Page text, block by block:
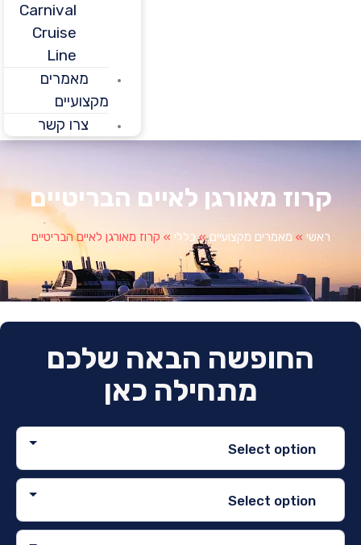
Carnival
Cruise
מאמרים
מקצועיים
צרו קשר
מאורגן לאיים הבריטיים
»מאמרים מקצועיים»כללי»קרוז מאורגן לאיים הבריטיים
החופשה הבאה שלכם
מתחילה כאן
Select option
Select option